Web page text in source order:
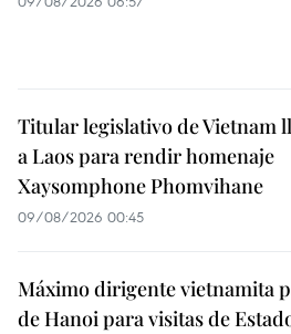
Titular legislativo de Vietnam
a Laos para rendir homenaje
Xaysomphone Phomvihane
09/08/2026 00:45
Máximo dirigente vietnamita
de Hanoi para visitas de